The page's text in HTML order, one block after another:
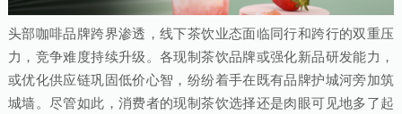
头部咖啡品牌跨界渗透，线下茶饮业态面临同行和跨行的双重压
力，竞争难度持续升级。各现制茶饮品牌或强化新品研发能力，
或优化供应链巩固低价心智，纷纷着手在既有品牌护城河旁加筑
城墙。尽管如此，消费者的现制茶饮选择还是肉眼可见地多了起